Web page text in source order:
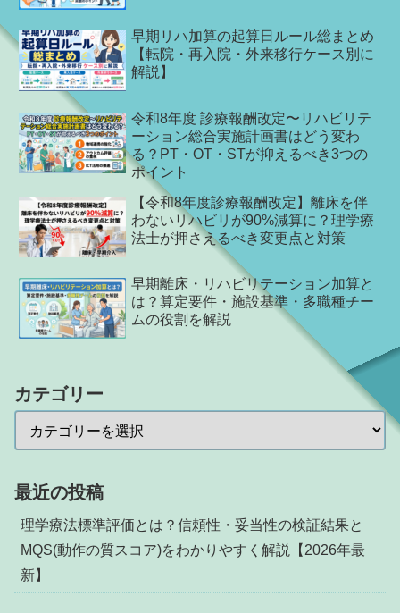
早期リハ加算の起算日ルール総まとめ
【転院・再入院・外来移行ケース別に
解説】
令和8年度 診療報酬改定〜リハビリテ
ーション総合実施計画書はどう変わ
る？PT・OT・STが抑えるべき3つの
ポイント
【令和8年度診療報酬改定】離床を伴
わないリハビリが90%減算に？理学療
法士が押さえるべき変更点と対策
早期離床・リハビリテーション加算と
は？算定要件・施設基準・多職種チー
ムの役割を解説
カテゴリー
最近の投稿
理学療法標準評価とは？信頼性・妥当性の検証結果と
MQS(動作の質スコア)をわかりやすく解説【2026年最
新】